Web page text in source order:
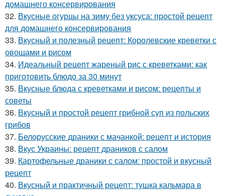
домашнего консервирования
32. Вкусные огурцы на зиму без уксуса: простой рецепт
для домашнего консервирования
33. Вкусный и полезный рецепт: Королевские креветки с
овощами и рисом
34. Идеальный рецепт жареный рис с креветками: как
приготовить блюдо за 30 минут
35. Вкусные блюда с креветками и рисом: рецепты и
советы
36. Вкусный и простой рецепт грибной суп из польских
грибов
37. Белорусские драники с мачанкой: рецепт и история
38. Вкус Украины: рецепт драников с салом
39. Картофельные драники с салом: простой и вкусный
рецепт
40. Вкусный и практичный рецепт: тушка кальмара в